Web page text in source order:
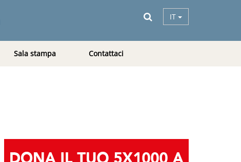
IT
Sala stampa Contattaci